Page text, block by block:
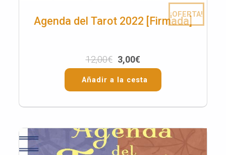
Agenda del Tarot 2022 [Firmada]
¡OFERTA!
12,00€ 3,00€
Añadir a la cesta